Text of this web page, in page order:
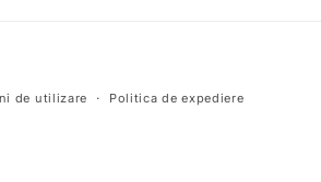
de utilizare
Politica de expediere